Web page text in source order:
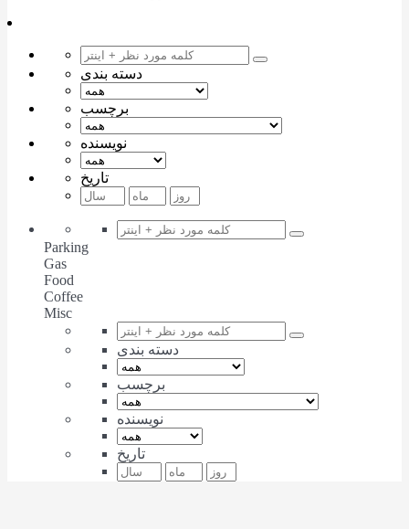
دسته بندی
برچسب
نویسنده
تاریخ
Parking
Gas
Food
Coffee
Misc
دسته بندی
برچسب
نویسنده
تاریخ